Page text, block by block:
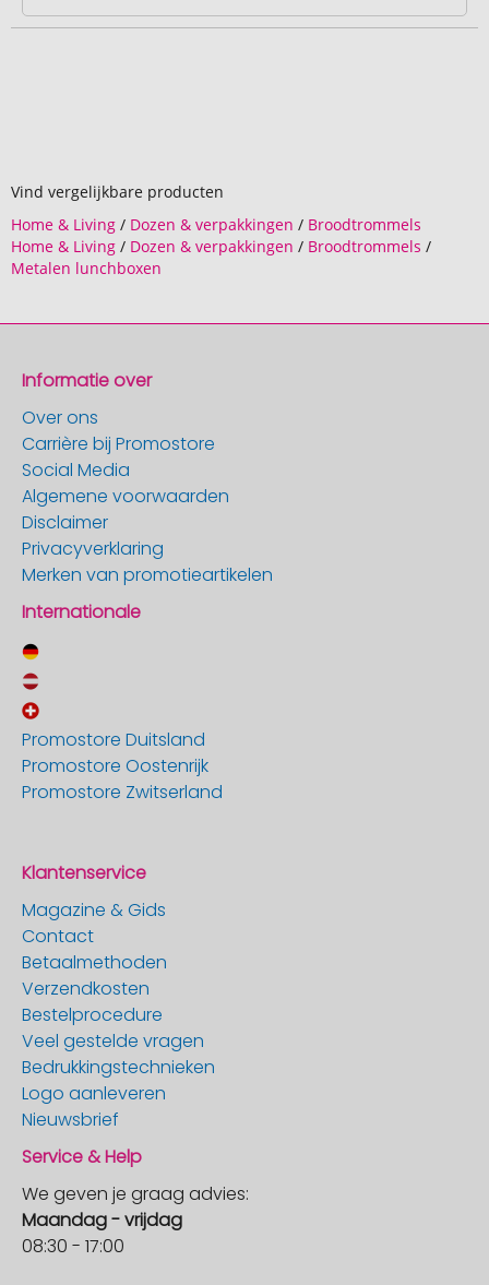
Vind vergelijkbare producten
Home & Living / Dozen & verpakkingen / Broodtrommels
Home & Living / Dozen & verpakkingen / Broodtrommels /
Metalen lunchboxen
Informatie over
Over ons
Carrière bij Promostore
Social Media
Algemene voorwaarden
Disclaimer
Privacyverklaring
Merken van promotieartikelen
Internationale
Promostore Duitsland
Promostore Oostenrijk
Promostore Zwitserland
Klantenservice
Magazine & Gids
Contact
Betaalmethoden
Verzendkosten
Bestelprocedure
Veel gestelde vragen
Bedrukkingstechnieken
Logo aanleveren
Nieuwsbrief
Service & Help
We geven je graag advies:
Maandag - vrijdag
08:30 - 17:00